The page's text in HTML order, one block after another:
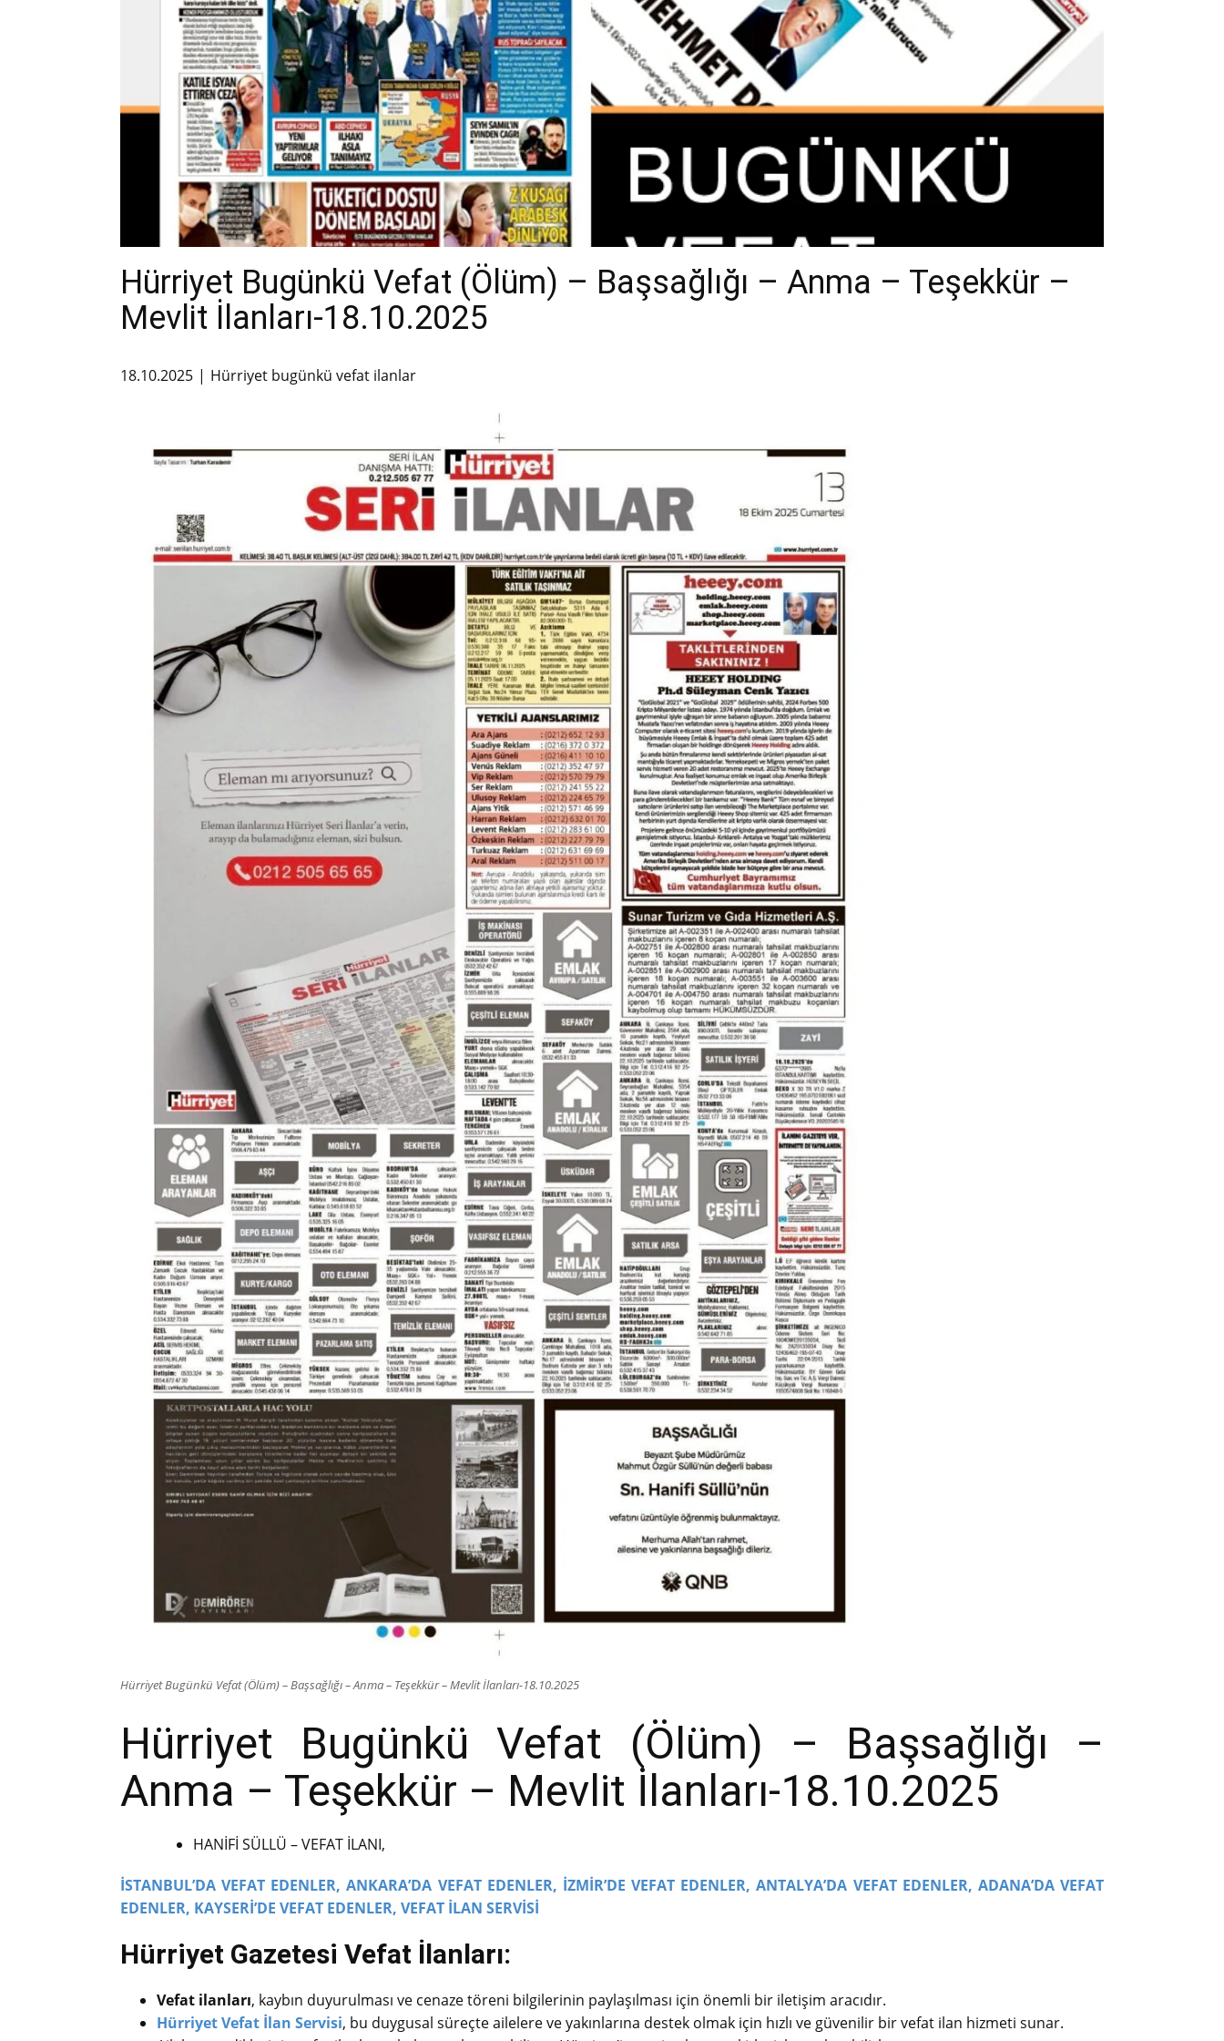
Hürriyet Bugünkü Vefat (Ölüm) – Başsağlığı – Anma – Teşekkür –
Mevlit İlanları-18.10.2025
18.10.2025 Hürriyet bugünkü vefat ilanlar
Hürriyet Bugünkü Vefat (Ölüm) – Başsağlığı – Anma – Teşekkür – Mevlit İlanları-18.10.2025
Hürriyet Bugünkü Vefat (Ölüm) – Başsağlığı –
Anma – Teşekkür – Mevlit İlanları-18.10.2025
HANİFİ SÜLLÜ – VEFAT İLANI,
İSTANBUL’DA VEFAT EDENLER, ANKARA’DA VEFAT EDENLER, İZMİR’DE VEFAT EDENLER, ANTALYA’DA VEFAT EDENLER, ADANA’DA VEFAT
EDENLER, KAYSERİ’DE VEFAT EDENLER, VEFAT İLAN SERVİSİ
Hürriyet Gazetesi Vefat İlanları:
Vefat ilanları, kaybın duyurulması ve cenaze töreni bilgilerinin paylaşılması için önemli bir iletişim aracıdır.
Hürriyet Vefat İlan Servisi, bu duygusal süreçte ailelere ve yakınlarına destek olmak için hızlı ve güvenilir bir vefat ilan hizmeti sunar.